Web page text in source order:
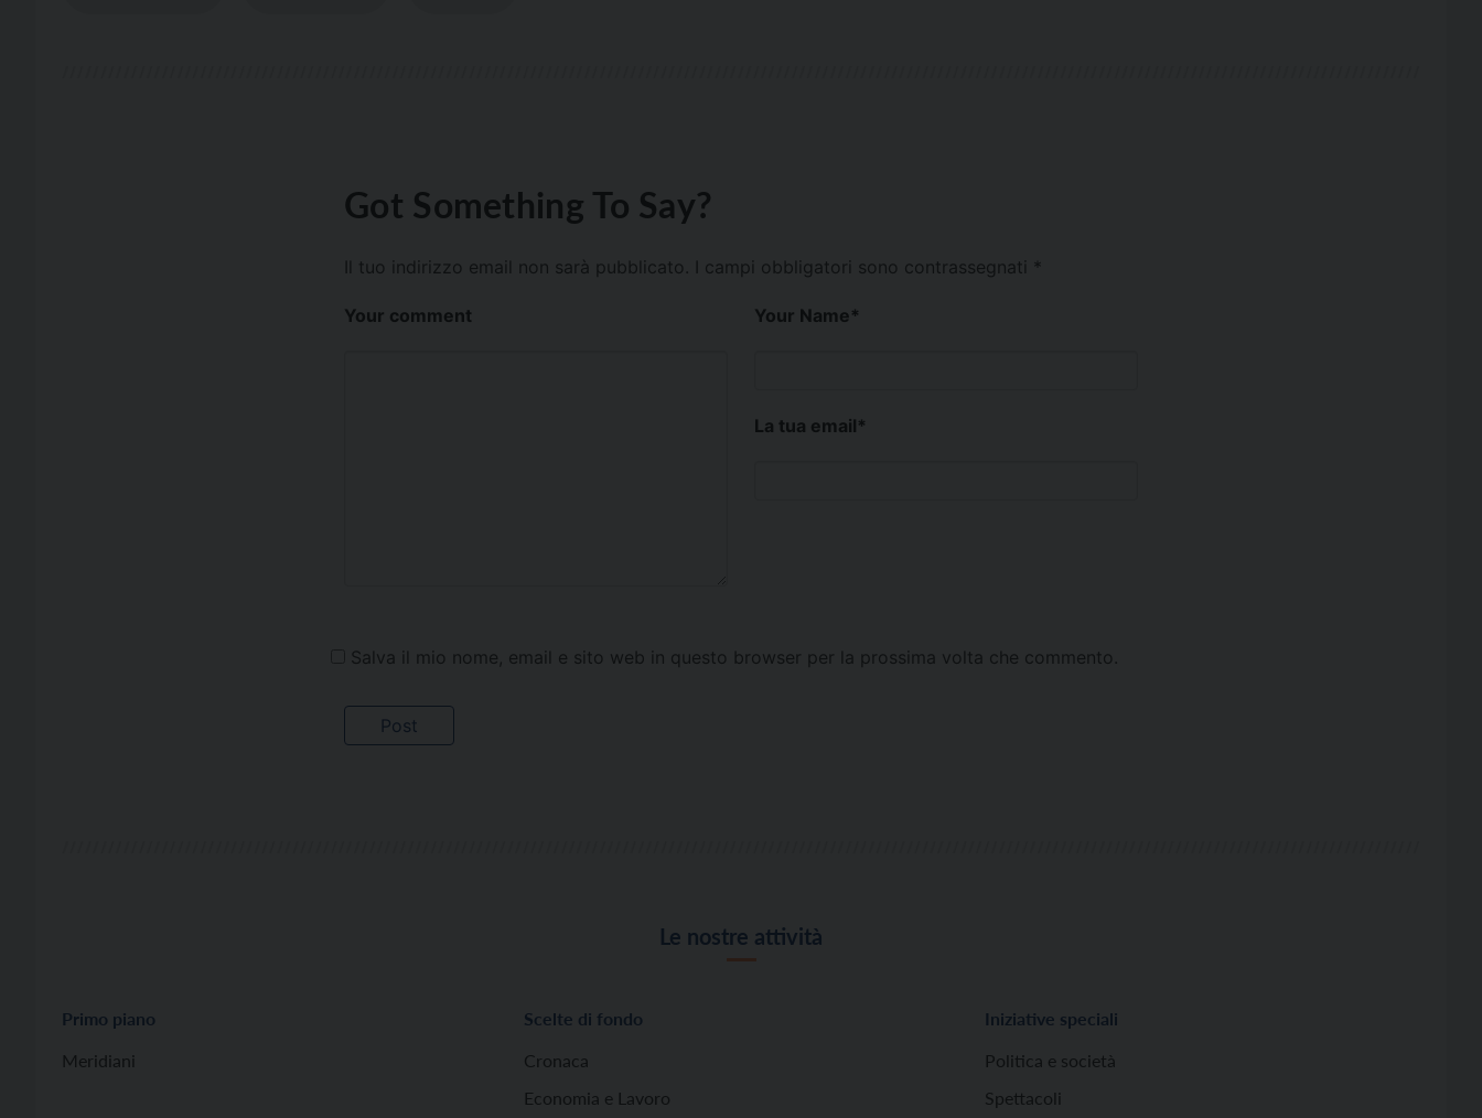
Got Something To Say?
Il tuo indirizzo email non sarà pubblicato. I campi obbligatori sono contrassegnati *
Your comment Your Name*
La tua email*
Salva il mio nome, email e sito web in questo browser per la prossima volta che commento.
Le nostre attività
Primo piano
Meridiani
Scelte di fondo
Cronaca
Economia e Lavoro
Iniziative speciali
Politica e società
Spettacoli